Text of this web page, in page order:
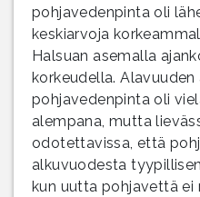
pohjavedenpinta oli
keskiarvoja
Halsuan asemalla
korkeudella. Alavuuden
pohjavedenpinta oli
alempana, mutta
odotettavissa, että
alkuvuodesta
kun uutta pohjavettä ei